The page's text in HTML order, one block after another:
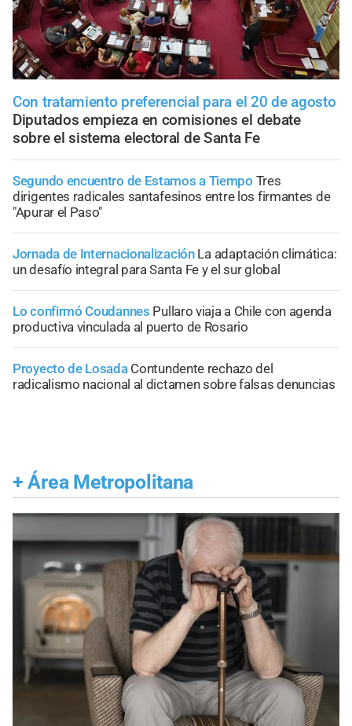
Con tratamiento preferencial para el 20 de agosto
Diputados empieza en comisiones el debate
sobre el sistema electoral de Santa Fe
Segundo encuentro de Estamos a Tiempo Tres
dirigentes radicales santafesinos entre los firmantes de
"Apurar el Paso"
Jornada de Internacionalización La adaptación climática:
un desafío integral para Santa Fe y el sur global
Lo confirmó Coudannes Pullaro viaja a Chile con agenda
productiva vinculada al puerto de Rosario
Proyecto de Losada Contundente rechazo del
radicalismo nacional al dictamen sobre falsas denuncias
+ Área Metropolitana